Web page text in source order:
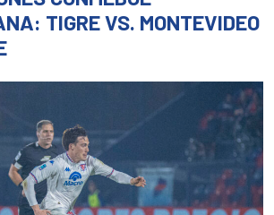
TIGRE VS. MONTEVIDEO